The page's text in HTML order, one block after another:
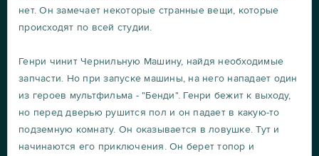
нет. Он замечает некоторые странные вещи, которые
происходят по всей студии.
Генри чинит Чернильную Машину, найдя необходимые
запчасти. Но при запуске машины, на него нападает один
из героев мультфильма - "Бенди". Генри бежит к выходу,
но перед дверью рушится пол и он падает в какую-то
подземную комнату. Он оказывается в ловушке. Тут и
начинаются его приключения. Он берет топор и